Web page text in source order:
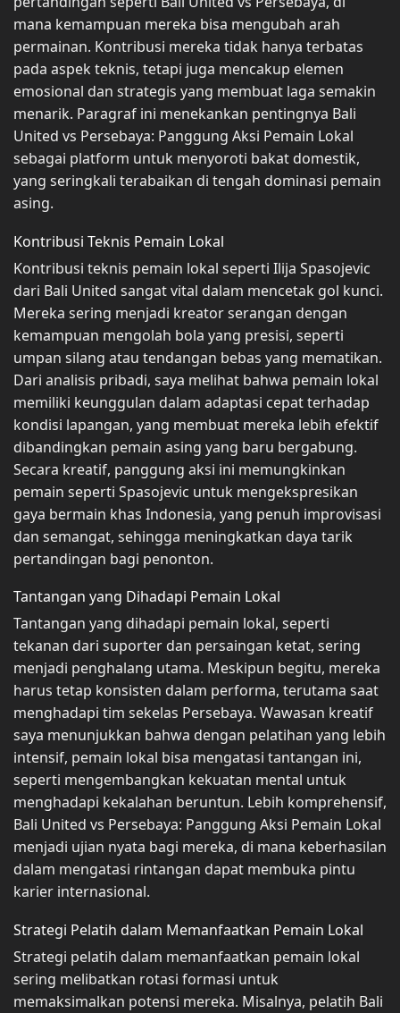
mana kemampuan mereka bisa mengubah arah
permainan. Kontribusi mereka tidak hanya terbatas
pada aspek teknis, tetapi juga mencakup elemen
emosional dan strategis yang membuat laga semakin
menarik. Paragraf ini menekankan pentingnya Bali
United vs Persebaya: Panggung Aksi Pemain Lokal
sebagai platform untuk menyoroti bakat domestik,
yang seringkali terabaikan di tengah dominasi pemain
asing.
Kontribusi Teknis Pemain Lokal
Kontribusi teknis pemain lokal seperti Ilija Spasojevic
dari Bali United sangat vital dalam mencetak gol kunci.
Mereka sering menjadi kreator serangan dengan
kemampuan mengolah bola yang presisi, seperti
umpan silang atau tendangan bebas yang mematikan.
Dari analisis pribadi, saya melihat bahwa pemain lokal
memiliki keunggulan dalam adaptasi cepat terhadap
kondisi lapangan, yang membuat mereka lebih efektif
dibandingkan pemain asing yang baru bergabung.
Secara kreatif, panggung aksi ini memungkinkan
pemain seperti Spasojevic untuk mengekspresikan
gaya bermain khas Indonesia, yang penuh improvisasi
dan semangat, sehingga meningkatkan daya tarik
pertandingan bagi penonton.
Tantangan yang Dihadapi Pemain Lokal
Tantangan yang dihadapi pemain lokal, seperti
tekanan dari suporter dan persaingan ketat, sering
menjadi penghalang utama. Meskipun begitu, mereka
harus tetap konsisten dalam performa, terutama saat
menghadapi tim sekelas Persebaya. Wawasan kreatif
saya menunjukkan bahwa dengan pelatihan yang lebih
intensif, pemain lokal bisa mengatasi tantangan ini,
seperti mengembangkan kekuatan mental untuk
menghadapi kekalahan beruntun. Lebih komprehensif,
Bali United vs Persebaya: Panggung Aksi Pemain Lokal
menjadi ujian nyata bagi mereka, di mana keberhasilan
dalam mengatasi rintangan dapat membuka pintu
karier internasional.
Strategi Pelatih dalam Memanfaatkan Pemain Lokal
Strategi pelatih dalam memanfaatkan pemain lokal
sering melibatkan rotasi formasi untuk
memaksimalkan potensi mereka. Misalnya, pelatih Bali